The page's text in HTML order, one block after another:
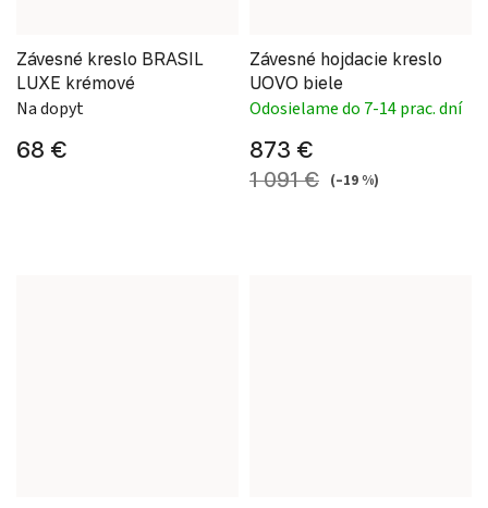
Závesné kreslo BRASIL
LUXE krémové
Na dopyt
68 €
Závesné hojdacie kreslo
UOVO biele
Odosielame do 7-14 prac. dní
873 €
1 091 € (–19 %)